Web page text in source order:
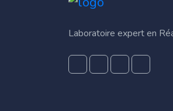
Laboratoire expert en